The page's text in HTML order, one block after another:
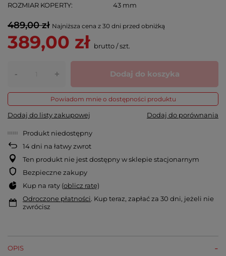
ROZMIAR KOPERTY
43 mm
489,00 zł Najniższa cena z 30 dni przed obniżką
389,00 zł brutto/szt.
- + Dodaj do koszyka
Powiadom mnie o dostępności produktu
Dodaj do listy zakupowej Dodaj do porównania
Produkt niedostępny
14dni na łatwy zwrot
Ten produkt nie jest dostępny w sklepie stacjonarnym
Bezpieczne zakupy
Kup na raty (oblicz ratę)
Odroczone płatności. Kup teraz, zapłać za 30 dni, jeżeli nie
zwrócisz
OPIS